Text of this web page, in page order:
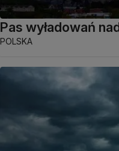
Pas wyładowań
POLSKA